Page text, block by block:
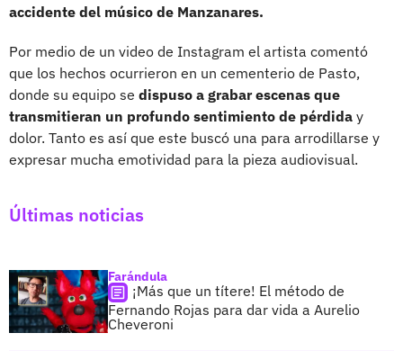
accidente del músico de Manzanares.
Por medio de un video de Instagram el artista comentó
que los hechos ocurrieron en un cementerio de Pasto,
donde su equipo se dispuso a grabar escenas que
transmitieran un profundo sentimiento de pérdida y
dolor. Tanto es así que este buscó una para arrodillarse y
expresar mucha emotividad para la pieza audiovisual.
Últimas noticias
Farándula
¡Más que un títere! El método de
Fernando Rojas para dar vida a Aurelio
Cheveroni